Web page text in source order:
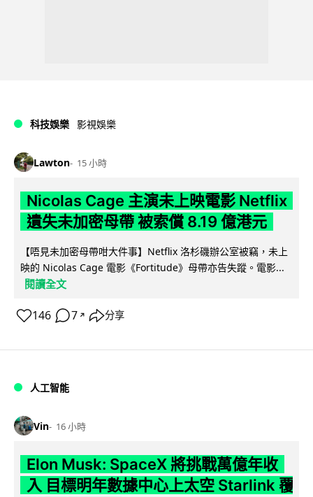
科技娛樂 影視娛樂
Lawton 15 小時
Nicolas Cage 主演未上映電影 Netflix
遺失未加密母帶 被索償 8.19 億港元
【唔見未加密母帶咁大件事】Netflix 洛杉磯辦公室被竊，未上
映的 Nicolas Cage 電影《Fortitude》母帶亦告失蹤。電影...
閱讀全文
146 7 ↗ 分享
人工智能
Vin 16 小時
Elon Musk: SpaceX 將挑戰萬億年收
入 目標明年數據中心上太空 Starlink 覆